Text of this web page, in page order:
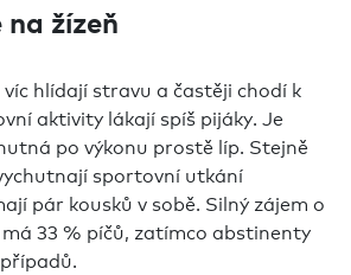
žízeň
hlídají stravu a častěji chodí k
aktivity lákají spíš pijáky. Je
po výkonu prostě líp. Stejně
sportovní utkání
pár kousků v sobě. Silný zájem o
33 % píčů, zatímco abstinenty